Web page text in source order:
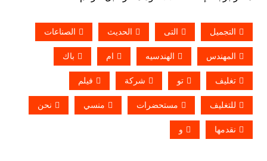
التجميل التى الحديث الصناعات
المهندس الهندسيه ام باك
تغليف تو شركة فيلم
للتغليف مستحضرات منسي نحن
نقدمها و